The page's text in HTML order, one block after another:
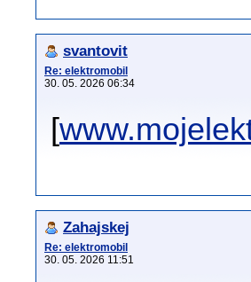
svantovit
Re: elektromobil
30. 05. 2026 06:34
[
Zahajskej
Re: elektromobil
30. 05. 2026 11:51